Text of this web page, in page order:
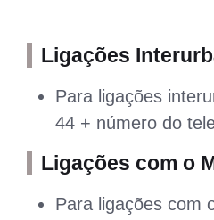
Ligações
Para ligações
44 + número do
Ligações com o
Para ligações com